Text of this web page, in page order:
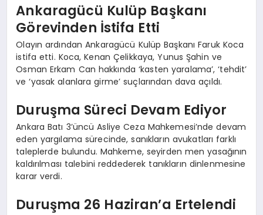
Ankaragücü Kulüp Başkanı
Görevinden İstifa Etti
Olayın ardından Ankaragücü Kulüp Başkanı Faruk Koca
istifa etti. Koca, Kenan Çelikkaya, Yunus Şahin ve
Osman Erkam Can hakkında ‘kasten yaralama’, ‘tehdit’
ve ‘yasak alanlara girme’ suçlarından dava açıldı.
Duruşma Süreci Devam Ediyor
Ankara Batı 3’üncü Asliye Ceza Mahkemesi’nde devam
eden yargılama sürecinde, sanıkların avukatları farklı
taleplerde bulundu. Mahkeme, seyirden men yasağının
kaldırılması talebini reddederek tanıkların dinlenmesine
karar verdi.
Duruşma 26 Haziran’a Ertelendi